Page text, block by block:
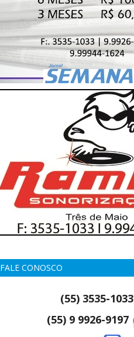
FALE CONOSCO
(55) 3535-1033
(55) 9 9926-9197